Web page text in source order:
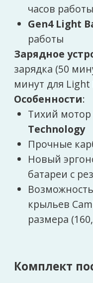
совместимость с
крыльями и мачтами
Документы
Инструкция для
Гарантия и
Гарантия 12 месяцев
обслуживание и
моторной техники,